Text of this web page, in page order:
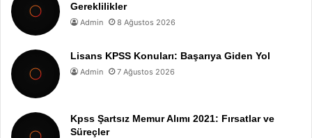
Gereklilikler
Admin 8 Ağustos 2026
Lisans KPSS Konuları: Başarıya Giden Yol
Admin 7 Ağustos 2026
Kpss Şartsız Memur Alımı 2021: Fırsatlar ve
Süreçler